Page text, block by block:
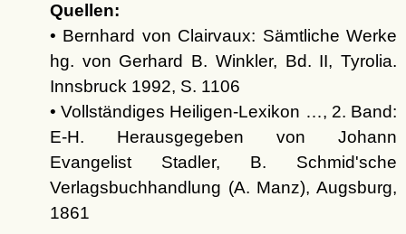
Quellen:
• Bernhard von Clairvaux: Sämtliche Werke
hg. von Gerhard B. Winkler, Bd. II, Tyrolia.
Innsbruck 1992, S. 1106
• Vollständiges Heiligen-Lexikon …, 2. Band:
E-H. Herausgegeben von Johann
Evangelist Stadler, B. Schmid'sche
Verlagsbuchhandlung (A. Manz), Augsburg,
1861